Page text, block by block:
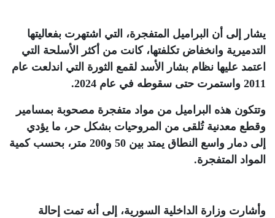
يشار إلى أن البراميل المتفجرة، التي اشتهرت بفعاليتها
التدميرية وانخفاض تكلفتها، كانت من أكثر الأسلحة التي
اعتمد عليها نظام بشار الأسد لقمع الثورة التي اندلعت عام
2011 واستمرت حتى سقوطه في عام 2024
.
وتتكون هذه البراميل من مواد متفجرة مصحوبة بمسامير
وقطع معدنية تُلقى من المروحيات بشكل حر، ما يؤدي
إلى دمار واسع النطاق يمتد بين 50 و200 متر، بحسب كمية
المواد المتفجرة.
وأشارت وزارة الداخلية السورية، إلى أنه تمت إحالة